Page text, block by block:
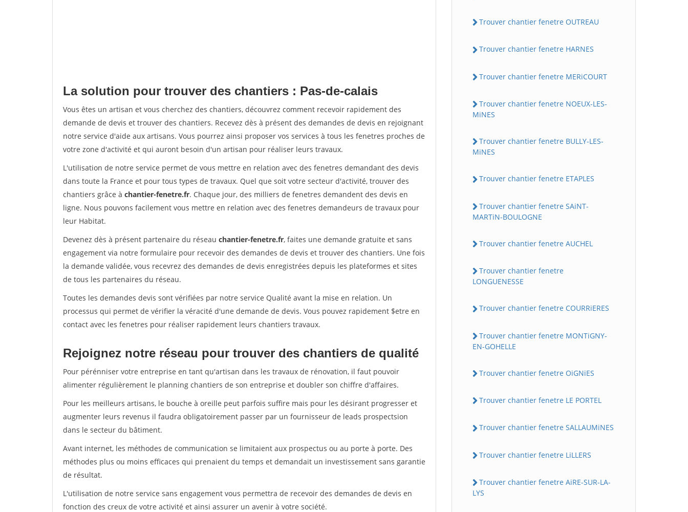
La solution pour trouver des chantiers : Pas-de-calais
Vous êtes un artisan et vous cherchez des chantiers, découvrez comment recevoir rapidement des
demande de devis et trouver des chantiers. Recevez dès à présent des demandes de devis en rejoignant
notre service d'aide aux artisans. Vous pourrez ainsi proposer vos services à tous les fenetres proches de
votre zone d'activité et qui auront besoin d'un artisan pour réaliser leurs travaux.
L'utilisation de notre service permet de vous mettre en relation avec des fenetres demandant des devis
dans toute la France et pour tous types de travaux. Quel que soit votre secteur d'activité, trouver des
chantiers grâce à chantier-fenetre.fr. Chaque jour, des milliers de fenetres demandent des devis en
ligne. Nous pouvons facilement vous mettre en relation avec des fenetres demandeurs de travaux pour
leur Habitat.
Devenez dès à présent partenaire du réseau chantier-fenetre.fr, faites une demande gratuite et sans
engagement via notre formulaire pour recevoir des demandes de devis et trouver des chantiers. Une fois
la demande validée, vous recevrez des demandes de devis enregistrées depuis les plateformes et sites
de tous les partenaires du réseau.
Toutes les demandes devis sont vérifiées par notre service Qualité avant la mise en relation. Un
processus qui permet de vérifier la véracité d'une demande de devis. Vous pouvez rapidement $etre en
contact avec les fenetres pour réaliser rapidement leurs chantiers travaux.
Rejoignez notre réseau pour trouver des chantiers de qualité
Pour pérénniser votre entreprise en tant qu'artisan dans les travaux de rénovation, il faut pouvoir
alimenter régulièrement le planning chantiers de son entreprise et doubler son chiffre d'affaires.
Pour les meilleurs artisans, le bouche à oreille peut parfois suffire mais pour les désirant progresser et
augmenter leurs revenus il faudra obligatoirement passer par un fournisseur de leads prospectsion
dans le secteur du bâtiment.
Avant internet, les méthodes de communication se limitaient aux prospectus ou au porte à porte. Des
méthodes plus ou moins efficaces qui prenaient du temps et demandait un investissement sans garantie
de résultat.
L'utilisation de notre service sans engagement vous permettra de recevoir des demandes de devis en
fonction des creux de votre activité et ainsi assurer un avenir à votre société.
Trouver chantier fenetre OUTREAU
Trouver chantier fenetre HARNES
Trouver chantier fenetre MERiCOURT
Trouver chantier fenetre NOEUX-LES-
MiNES
Trouver chantier fenetre BULLY-LES-
MiNES
Trouver chantier fenetre ETAPLES
Trouver chantier fenetre SAiNT-
MARTiN-BOULOGNE
Trouver chantier fenetre AUCHEL
Trouver chantier fenetre
LONGUENESSE
Trouver chantier fenetre COURRiERES
Trouver chantier fenetre MONTiGNY-
EN-GOHELLE
Trouver chantier fenetre OiGNiES
Trouver chantier fenetre LE PORTEL
Trouver chantier fenetre SALLAUMiNES
Trouver chantier fenetre LiLLERS
Trouver chantier fenetre AiRE-SUR-LA-
LYS